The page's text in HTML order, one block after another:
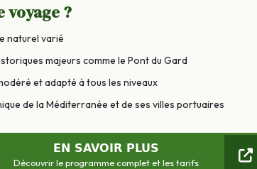
voyage ?
naturel varié
majeurs comme le Pont du Gard
et adapté à tous les niveaux
de la Méditerranée et de ses villes portuaires
EN SAVOIR PLUS
Découvrir le programme complet et les tarifs